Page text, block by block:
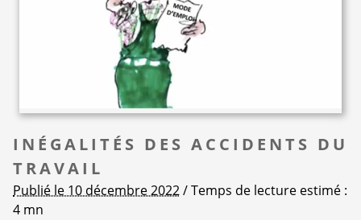
INÉGALITÉS DES ACCIDENTS DU
TRAVAIL
Publié le 10 décembre 2022/ Temps de lecture estimé :
4 mn